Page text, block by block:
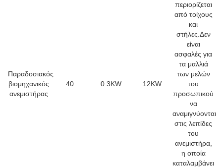
Παραδοσιακός
βιομηχανικός
ανεμιστήρας
40 0.3KW 12KW
περιορίζεται
από τοίχους
και
στήλες.Δεν
είναι
ασφαλές για
τα μαλλιά
των μελών
του
προσωπικού
να
αναμιγνύονται
στις λεπίδες
του
ανεμιστήρα,
η οποία
καταλαμβάνει